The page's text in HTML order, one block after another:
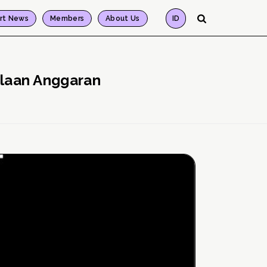
News Members About Us ID
Anggaran